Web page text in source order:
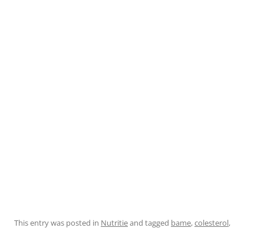
This entry was posted in Nutritieand tagged bame,colesterol,